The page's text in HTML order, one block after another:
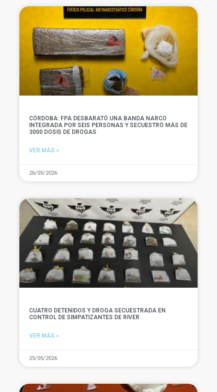
CÓRDOBA: FPA DESBARATÓ UNA BANDA NARCO
INTEGRADA POR SEIS PERSONAS Y SECUESTRÓ MÁS DE
3000 DOSIS DE DROGAS
VER MÁS »
26/05/2026
CUATRO DETENIDOS Y DROGA SECUESTRADA EN
CONTROL DE SIMPATIZANTES DE RIVER
VER MÁS »
25/05/2026